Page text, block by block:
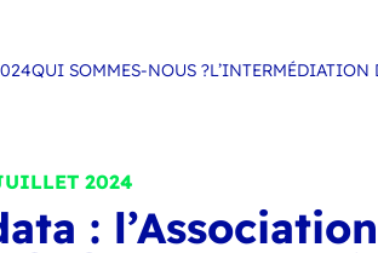
QUI SOMMES-NOUS ?L’INTERMÉDIATION
2024
: l’Association